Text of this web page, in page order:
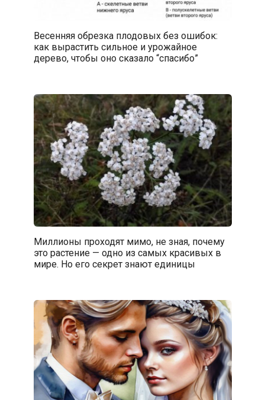
Весенняя обрезка плодовых без ошибок:
как вырастить сильное и урожайное
дерево, чтобы оно сказало “спасибо”
Миллионы проходят мимо, не зная, почему
это растение — одно из самых красивых в
мире. Но его секрет знают единицы